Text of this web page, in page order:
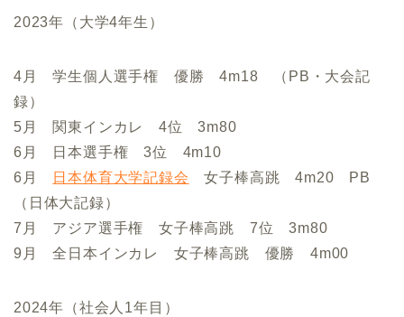
2023年（大学4年生）
4月 学生個人選手権 優勝 4m18 （PB・大会記
録）
5月 関東インカレ 4位 3m80
6月 日本選手権 3位 4m10
6月
日本体育大学記録会 女子棒高跳 4m20 PB
（日体大記録）
7月 アジア選手権 女子棒高跳 7位 3m80
9月 全日本インカレ 女子棒高跳 優勝 4m00
2024年（社会人1年目）